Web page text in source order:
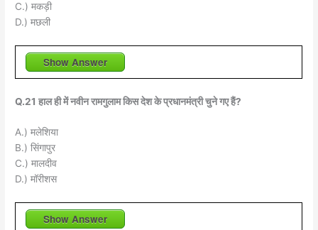
C.) मकड़ी
D.) मछली
Show Answer
Q.21 हाल ही में नवीन रामगुलाम किस देश के प्रधानमंत्री चुने गए हैं?
A.) मलेशिया
B.) सिंगापुर
C.) मालदीव
D.) मॉरीशस
Show Answer